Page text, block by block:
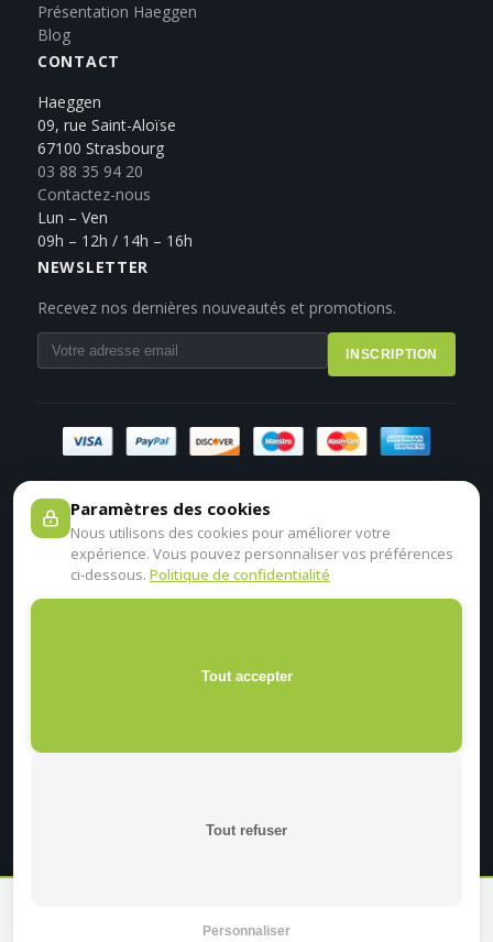
Présentation Haeggen
Blog
CONTACT
Haeggen
09, rue Saint-Aloïse
67100 Strasbourg
03 88 35 94 20
Contactez-nous
Lun – Ven
09h – 12h / 14h – 16h
NEWSLETTER
Recevez nos dernières nouveautés et promotions.
INSCRIPTION
Paramètres des cookies
Nous utilisons des cookies pour améliorer votre
expérience. Vous pouvez personnaliser vos préférences
ci-dessous. Politique de confidentialité
Tout accepter
Tout refuser
Personnaliser